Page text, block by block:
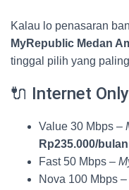
Kalau lo penasaran
MyRepublic Medan
tinggal pilih yang
🔌 Internet
Value 30 Mbps –
Rp235.000/bulan
Fast 50 Mbps –
Nova 100 Mbps –